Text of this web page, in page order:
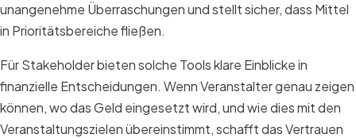
unangenehme Überraschungen und stellt sicher, dass Mittel
in Prioritätsbereiche fließen.
Für Stakeholder bieten solche Tools klare Einblicke in
finanzielle Entscheidungen. Wenn Veranstalter genau zeigen
können, wo das Geld eingesetzt wird, und wie dies mit den
Veranstaltungszielen übereinstimmt, schafft das Vertrauen